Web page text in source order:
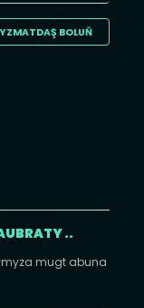
BOLUŇ
..
mugt abuna